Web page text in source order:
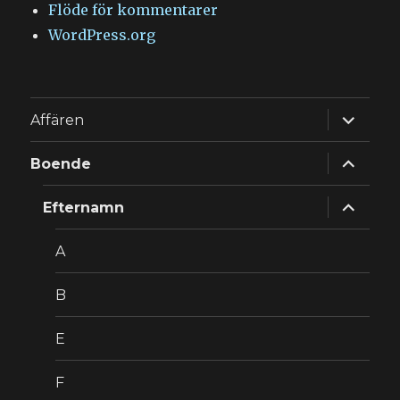
Flöde för kommentarer
WordPress.org
Affären
Boende
Efternamn
A
B
E
F